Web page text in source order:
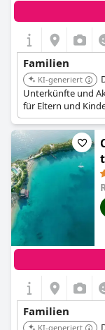
Familien
KI-generiert
Unterkünfte und
für Eltern und
die Bedürfnisse
Familien
KI-generiert